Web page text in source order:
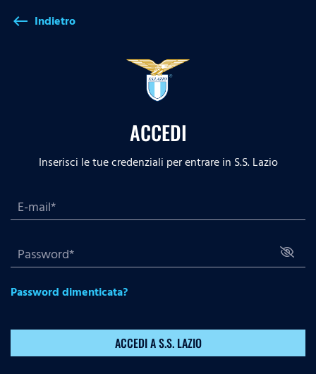
west Indietro
ACCEDI
Inserisci le tue credenziali per entrare in S.S. Lazio
Password dimenticata?
ACCEDI A S.S. LAZIO